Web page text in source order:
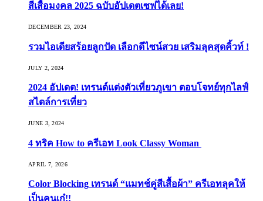
สีเสื้อมงคล 2025 ฉบับอัปเดตเซฟได้เลย!
DECEMBER 23, 2024
รวมไอเดียสร้อยลูกปัด เลือกดีไซน์สวย เสริมลุคสุดคิ้วท์ !
JULY 2, 2024
2024 อัปเดต! เทรนด์แต่งตัวเที่ยวภูเขา ตอบโจทย์ทุกไลฟ์
สไตล์การเที่ยว
JUNE 3, 2024
4 ทริค How to ครีเอท Look Classy Woman
APRIL 7, 2026
Color Blocking เทรนด์ “แมทช์คู่สีเสื้อผ้า” ครีเอทลุคให้
เป็นคนเก๋!!